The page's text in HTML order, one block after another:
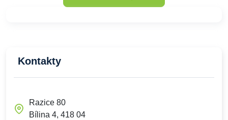
Kontakty
Razice 80
Bílina 4, 418 04